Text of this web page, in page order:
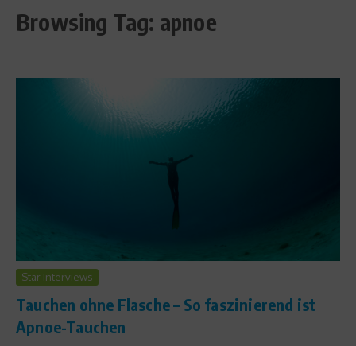
Browsing Tag: apnoe
Star Interviews
Tauchen ohne Flasche – So faszinierend ist
Apnoe-Tauchen